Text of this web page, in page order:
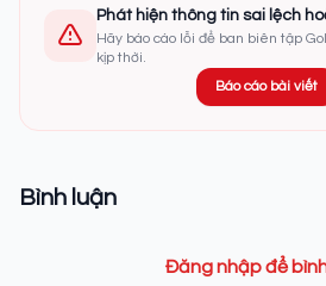
Phát hiện thông tin sai lệch
Hãy báo cáo lỗi để ban biên tập
kịp thời.
Báo cáo bài viết
Bình luận
Đăng nhập để